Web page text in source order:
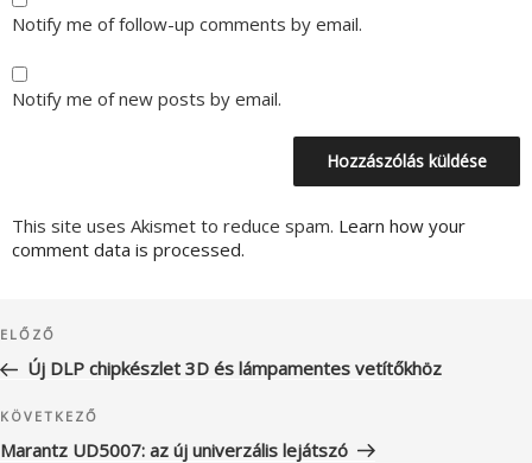
Notify me of follow-up comments by email.
Notify me of new posts by email.
This site uses Akismet to reduce spam. Learn how your
comment data is processed.
navigáció
Korábbi
bejegyzés
ELŐZŐ
Új DLP chipkészlet 3D és lámpamentes vetítőkhöz
Következő
bejegyzés
KÖVETKEZŐ
Marantz UD5007: az új univerzális lejátszó